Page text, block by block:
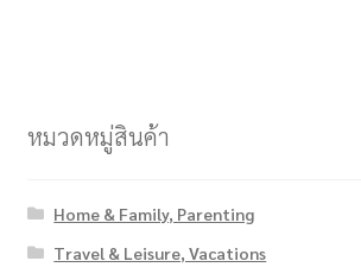
หมวดหมู่สินค้า
Home & Family, Parenting
Travel & Leisure, Vacations